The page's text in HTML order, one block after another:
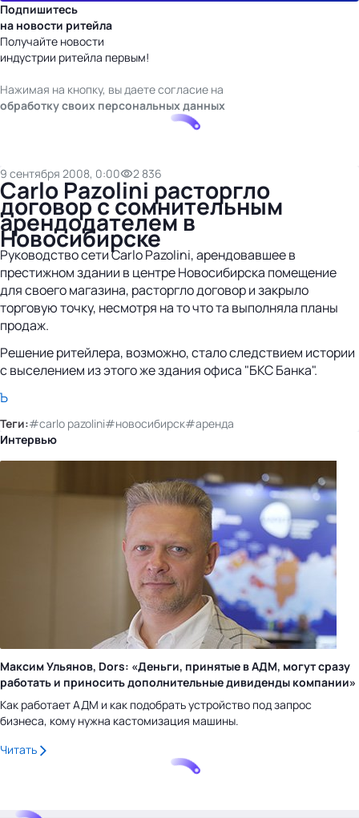
Подпишитесь
на новости ритейла
Получайте новости
индустрии ритейла первым!
Нажимая на кнопку, вы даете согласие на
обработку своих персональных данных
9 сентября 2008, 0:00 2 836
Carlo Pazolini расторгло
договор с сомнительным
арендодателем в
Новосибирске
Руководство сети Carlo Pazolini, арендовавшее в
престижном здании в центре Новосибирска помещение
для своего магазина, расторгло договор и закрыло
торговую точку, несмотря на то что та выполняла планы
продаж.
Решение ритейлера, возможно, стало следствием истории
с выселением из этого же здания офиса "БКС Банка".
Ъ
Теги:#carlo pazolini#новосибирск#аренда
Интервью
Максим Ульянов, Dors: «Деньги, принятые в АДМ, могут сразу
работать и приносить дополнительные дивиденды компании»
Как работает АДМ и как подобрать устройство под запрос
бизнеса, кому нужна кастомизация машины.
Читать